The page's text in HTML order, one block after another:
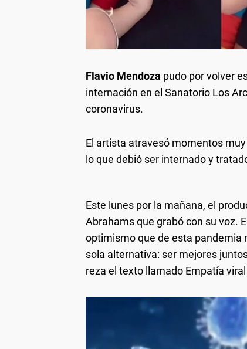
Flavio Mendoza pudo por volver
internación en el Sanatorio Los
coronavirus.
El artista atravesó momentos
lo que debió ser internado y
Este lunes por la mañana, el
Abrahams que grabó con su voz.
optimismo que de esta pandemia
sola alternativa: ser mejores
reza el texto llamado Empatía